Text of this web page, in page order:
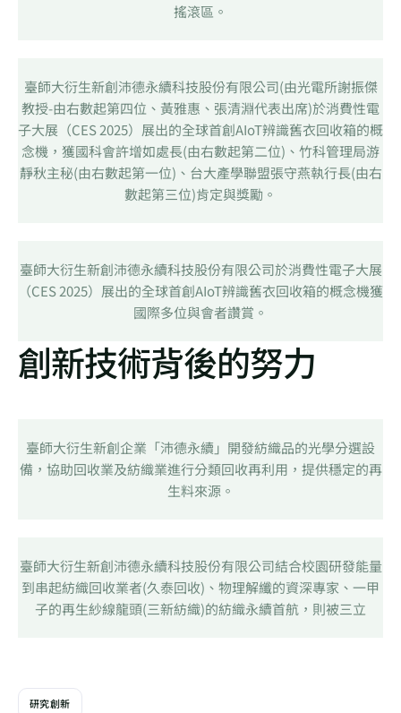
搖滾區。
臺師大衍生新創沛德永續科技股份有限公司(由光電所謝振傑
教授-由右數起第四位、黃雅惠、張清淵代表出席)於消費性電
子大展（CES 2025）展出的全球首創AIoT辨識舊衣回收箱的概
念機，獲國科會許增如處長(由右數起第二位)、竹科管理局游
靜秋主秘(由右數起第一位)、台大產學聯盟張守燕執行長(由右
數起第三位)肯定與獎勵。
臺師大衍生新創沛德永續科技股份有限公司於消費性電子大展
（CES 2025）展出的全球首創AIoT辨識舊衣回收箱的概念機獲
國際多位與會者讚賞。
創新技術背後的努力
臺師大衍生新創企業「沛德永續」開發紡織品的光學分選設
備，協助回收業及紡織業進行分類回收再利用，提供穩定的再
生料來源。
臺師大衍生新創沛德永續科技股份有限公司結合校園研發能量
到串起紡織回收業者(久泰回收)、物理解纖的資深專家、一甲
子的再生紗線龍頭(三新紡織)的紡織永續首航，則被三立
研究創新